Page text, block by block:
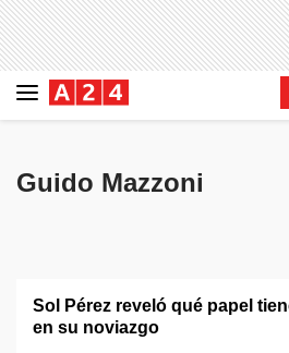
Guido Mazzoni
Sol Pérez reveló qué papel
en su noviazgo